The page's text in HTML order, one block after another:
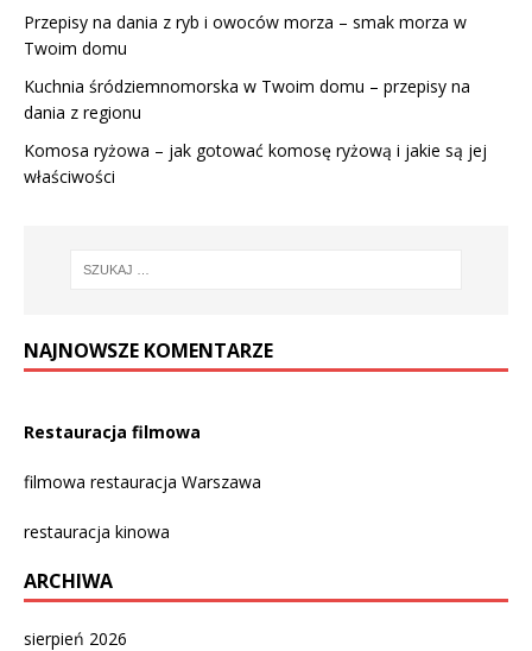
Przepisy na dania z ryb i owoców morza – smak morza w
Twoim domu
Kuchnia śródziemnomorska w Twoim domu – przepisy na
dania z regionu
Komosa ryżowa – jak gotować komosę ryżową i jakie są jej
właściwości
NAJNOWSZE KOMENTARZE
Restauracja filmowa
filmowa restauracja Warszawa
restauracja kinowa
ARCHIWA
sierpień 2026